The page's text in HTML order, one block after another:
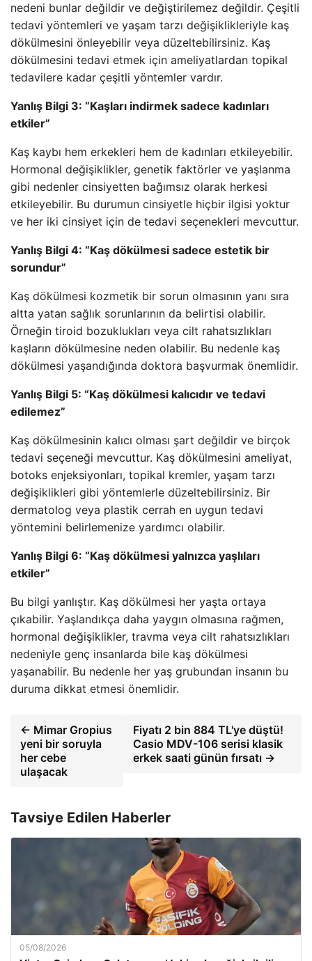
nedeni bunlar değildir ve değiştirilemez değildir. Çeşitli
tedavi yöntemleri ve yaşam tarzı değişiklikleriyle kaş
dökülmesini önleyebilir veya düzeltebilirsiniz. Kaş
dökülmesini tedavi etmek için ameliyatlardan topikal
tedavilere kadar çeşitli yöntemler vardır.
Yanlış Bilgi 3: “Kaşları indirmek sadece kadınları
etkiler”
Kaş kaybı hem erkekleri hem de kadınları etkileyebilir.
Hormonal değişiklikler, genetik faktörler ve yaşlanma
gibi nedenler cinsiyetten bağımsız olarak herkesi
etkileyebilir. Bu durumun cinsiyetle hiçbir ilgisi yoktur
ve her iki cinsiyet için de tedavi seçenekleri mevcuttur.
Yanlış Bilgi 4: “Kaş dökülmesi sadece estetik bir
sorundur”
Kaş dökülmesi kozmetik bir sorun olmasının yanı sıra
altta yatan sağlık sorunlarının da belirtisi olabilir.
Örneğin tiroid bozuklukları veya cilt rahatsızlıkları
kaşların dökülmesine neden olabilir. Bu nedenle kaş
dökülmesi yaşandığında doktora başvurmak önemlidir.
Yanlış Bilgi 5: “Kaş dökülmesi kalıcıdır ve tedavi
edilemez”
Kaş dökülmesinin kalıcı olması şart değildir ve birçok
tedavi seçeneği mevcuttur. Kaş dökülmesini ameliyat,
botoks enjeksiyonları, topikal kremler, yaşam tarzı
değişiklikleri gibi yöntemlerle düzeltebilirsiniz. Bir
dermatolog veya plastik cerrah en uygun tedavi
yöntemini belirlemenize yardımcı olabilir.
Yanlış Bilgi 6: “Kaş dökülmesi yalnızca yaşlıları
etkiler”
Bu bilgi yanlıştır. Kaş dökülmesi her yaşta ortaya
çıkabilir. Yaşlandıkça daha yaygın olmasına rağmen,
hormonal değişiklikler, travma veya cilt rahatsızlıkları
nedeniyle genç insanlarda bile kaş dökülmesi
yaşanabilir. Bu nedenle her yaş grubundan insanın bu
duruma dikkat etmesi önemlidir.
← Mimar Gropius
yeni bir soruyla
her cebe
ulaşacak
Fiyatı 2 bin 884 TL'ye düştü!
Casio MDV-106 serisi klasik
erkek saati günün fırsatı →
Tavsiye Edilen Haberler
05/08/2026